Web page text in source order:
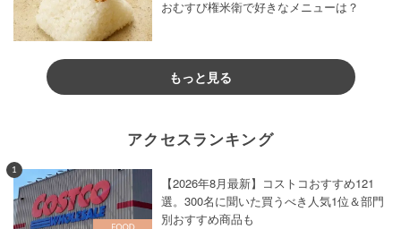
おむすび権米衛で好きなメニューは？
もっと見る
アクセスランキング
1
【2026年8月最新】コストコおすすめ121
選。300名に聞いた買うべき人気1位＆部門
別おすすめ商品も